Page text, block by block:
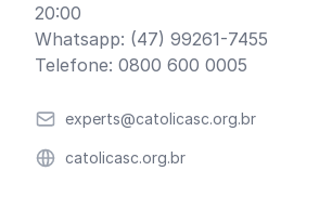
20:00
Whatsapp: (47) 99261-7455
Telefone: 0800 600 0005
Emailexperts@catolicasc.org.br
Websitecatolicasc.org.br